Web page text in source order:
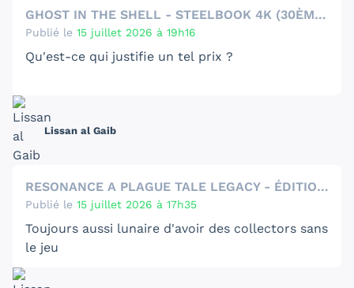
GHOST IN THE SHELL - STEELBOOK 4K (30ÈME ANNIVERSAIRE)
Publié le 15 juillet 2026 à 19h16
Qu'est-ce qui justifie un tel prix ?
Lissan al Gaib
RESONANCE A PLAGUE TALE LEGACY - ÉDITION COLLECTOR
Publié le 15 juillet 2026 à 17h35
Toujours aussi lunaire d'avoir des collectors sans
le jeu